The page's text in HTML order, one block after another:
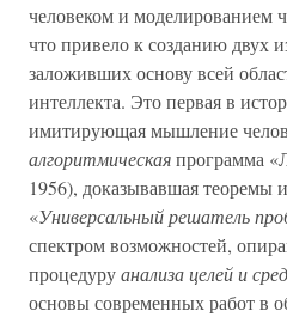
человеком и моделированием
что привело к созданию двух
заложивших основу всей
интеллекта. Это первая в
имитирующая мышление
алгоритмическаяпрограмма
1956), доказывавшая теоремы
«Универсальный решатель
спектром возможностей,
процедуруанализа целей и
основы современных работ в